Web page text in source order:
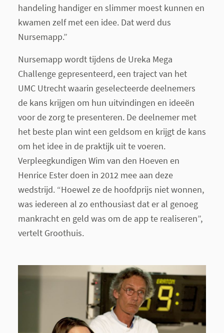
handeling handiger en slimmer moest kunnen en
kwamen zelf met een idee. Dat werd dus
Nursemapp.”
Nursemapp wordt tijdens de Ureka Mega
Challenge gepresenteerd, een traject van het
UMC Utrecht waarin geselecteerde deelnemers
de kans krijgen om hun uitvindingen en ideeën
voor de zorg te presenteren. De deelnemer met
het beste plan wint een geldsom en krijgt de kans
om het idee in de praktijk uit te voeren.
Verpleegkundigen Wim van den Hoeven en
Henrice Ester doen in 2012 mee aan deze
wedstrijd. “Hoewel ze de hoofdprijs niet wonnen,
was iedereen al zo enthousiast dat er al genoeg
mankracht en geld was om de app te realiseren”,
vertelt Groothuis.